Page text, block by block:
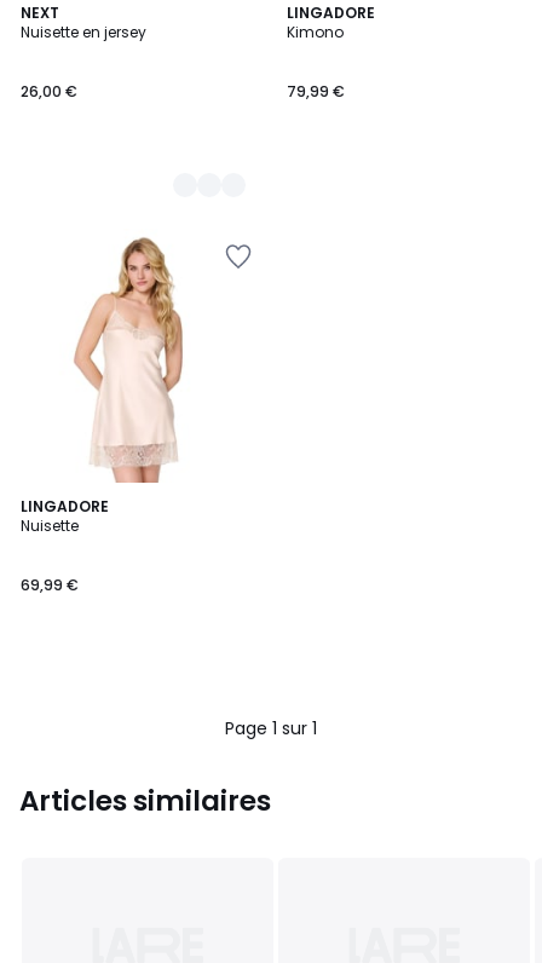
NEXT
Nuisette en jersey
26,00 €
2
Couleurs
LINGADORE
Kimono
79,99 €
LINGADORE
Nuisette
69,99 €
Page 1 sur 1
Articles similaires